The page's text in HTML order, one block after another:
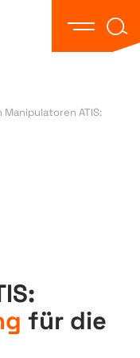
Menü
ATIS:
für die